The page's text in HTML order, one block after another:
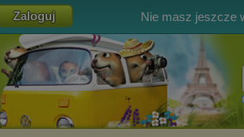
Nie masz jeszcze